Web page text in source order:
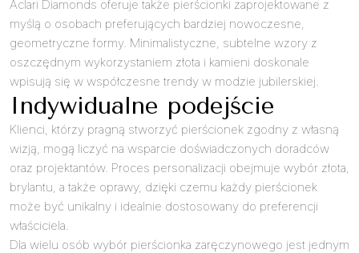
Aclari Diamonds oferuje także pierścionki zaprojektowane z
myślą o osobach preferujących bardziej nowoczesne,
geometryczne formy. Minimalistyczne, subtelne wzory z
oszczędnym wykorzystaniem złota i kamieni doskonale
wpisują się w współczesne trendy w modzie jubilerskiej.
Indywidualne podejście
Klienci, którzy pragną stworzyć pierścionek zgodny z własną
wizją, mogą liczyć na wsparcie doświadczonych doradców
oraz projektantów. Proces personalizacji obejmuje wybór złota,
brylantu, a także oprawy, dzięki czemu każdy pierścionek
może być unikalny i idealnie dostosowany do preferencji
właściciela.
Dla wielu osób wybór pierścionka zaręczynowego jest jednym